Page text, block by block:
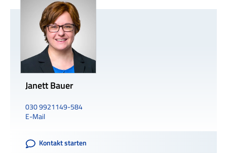
Janett Bauer
030 9921149-584
E-Mail
Kontakt starten